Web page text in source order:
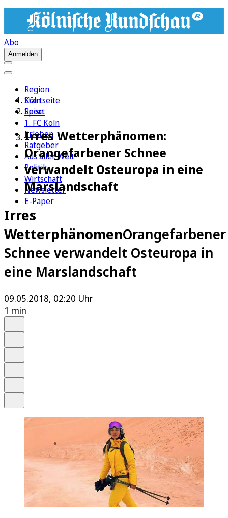
Abo
Anmelden
Region
Köln
Sport
1. FC Köln
Erleben
Ratgeber
Aus aller Welt
Politik
Wirtschaft
Newsletter
E-Paper
Startseite
Reise
Irres Wetterphänomen:
Orangefarbener Schnee
verwandelt Osteuropa in eine
Marslandschaft
Irres
WetterphänomenOrangefarbener
Schnee verwandelt Osteuropa in
eine Marslandschaft
09.05.2018, 02:20 Uhr
1 min